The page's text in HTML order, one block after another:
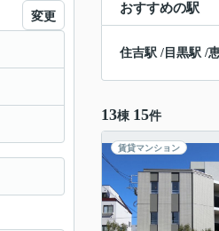
おすすめの駅
住吉駅 / 目黒駅 /
13棟 15件
賃貸マンション
変更